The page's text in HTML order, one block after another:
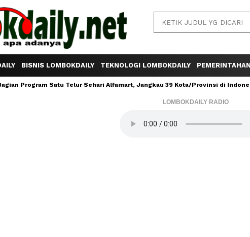
BISNIS LOMBOKDAILY TEKNOLOGI LOMBOKDAILY
Program Satu Telur Sehari Alfamart, Jangkau 39 Kota/Provinsi di
LOMBOKDAILY RADIO